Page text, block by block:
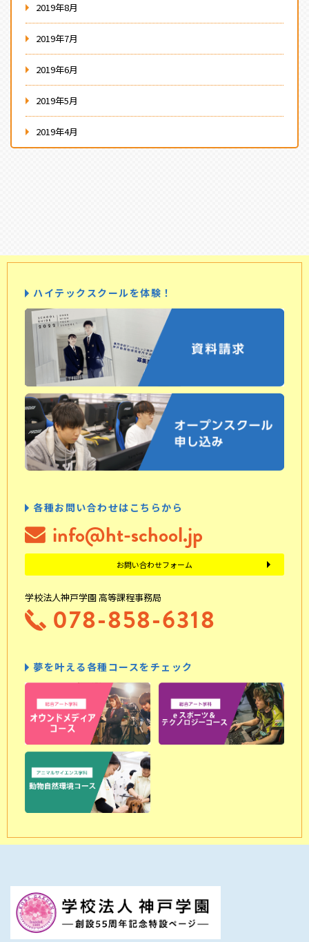
2019年8月
2019年7月
2019年6月
2019年5月
2019年4月
ハイテックスクールを体験！
各種お問い合わせはこちらから
info@ht-school.jp
お問い合わせフォーム
学校法人神戸学園 高等課程事務局
078-858-6318
夢を叶える各種コースをチェック